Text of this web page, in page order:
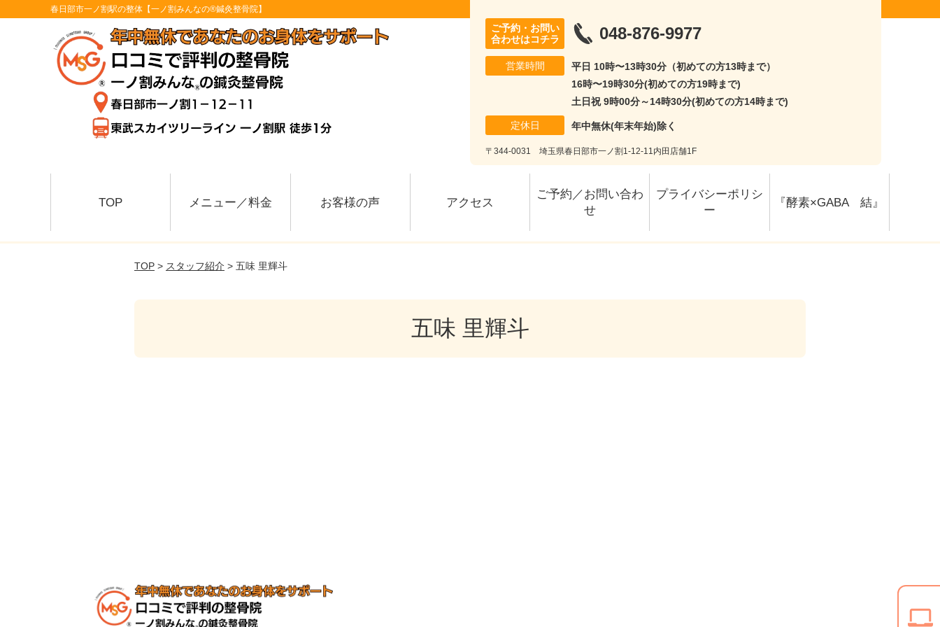
春日部市一ノ割駅の整体【一ノ割みんなの®鍼灸整骨院】
ご予約・お問い
合わせはコチラ
048-876-9977
営業時間
平日 10時〜13時30分（初めての方13時まで）
16時〜19時30分(初めての方19時まで)
土日祝 9時00分～14時30分(初めての方14時まで)
定休日 年中無休(年末年始)除く
〒344-0031 埼玉県春日部市一ノ割1-12-11内田店舗1F
TOP メニュー／料金 お客様の声 アクセス
ご予約／お問い合わ
せ
プライバシーポリシ
ー
『酵素×GABA 結』
TOP > スタッフ紹介 > 五味 里輝斗
五味 里輝斗